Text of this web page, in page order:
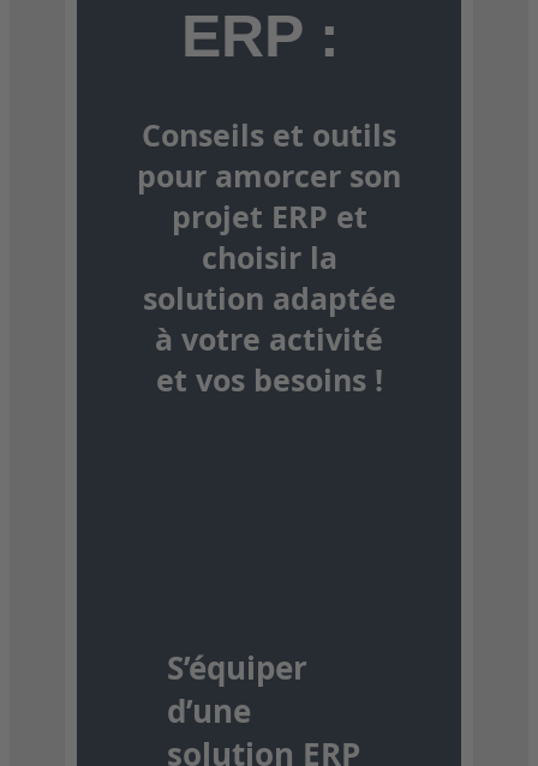
ERP :
Conseils et outils
pour amorcer son
projet ERP et
choisir la
solution adaptée
à votre activité
et vos besoins !
S’équiper
d’une
solution ERP